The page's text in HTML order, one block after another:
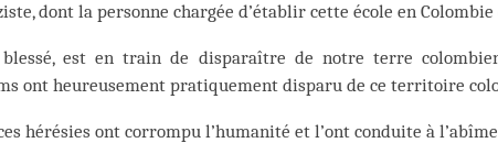
dont la personne chargée d’établir cette école en
blessé, est en train de disparaître de notre terre
ont heureusement pratiquement disparu de ce territoire
hérésies ont corrompu l’humanité et l’ont conduite à